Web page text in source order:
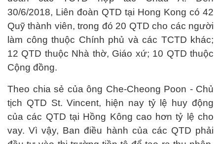
30/6/2018, Liên đoàn QTD tại Hong Kong có 42
Quỹ thành viên, trong đó 20 QTD cho các người
làm công thuộc Chính phủ và các TCTD khác;
12 QTD thuộc Nhà thờ, Giáo xứ; 10 QTD thuộc
Cộng đồng.
Theo chia sẻ của ông Che-Cheong Poon - Chủ
tịch QTD St. Vincent, hiện nay tỷ lệ huy động
của các QTD tại Hồng Kông cao hơn tỷ lệ cho
vay. Vì vậy, Ban điều hành của các QTD phải